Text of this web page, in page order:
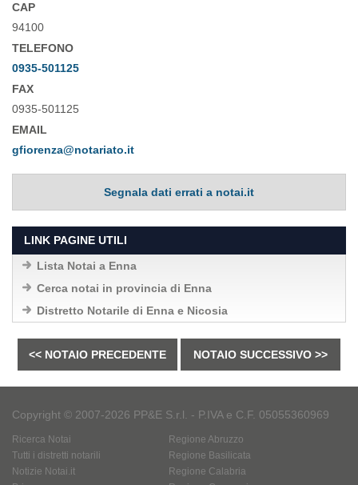
CAP
94100
TELEFONO
0935-501125
FAX
0935-501125
EMAIL
gfiorenza@notariato.it
Segnala dati errati a notai.it
LINK PAGINE UTILI
Lista Notai a Enna
Cerca notai in provincia di Enna
Distretto Notarile di Enna e Nicosia
<< NOTAIO PRECEDENTE NOTAIO SUCCESSIVO >>
Copyright © 2007-2026 PP&E S.r.l. - P.IVA e C.F. 05055360969
Ricerca Notai
Tutti i distretti notarili
Notizie Notai.it
Regione Abruzzo
Regione Basilicata
Regione Calabria